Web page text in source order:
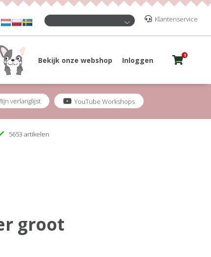
Klantenservice
Bekijk onze webshop Inloggen
0
verlanglijst YouTube Workshops
5653 artikelen
groot